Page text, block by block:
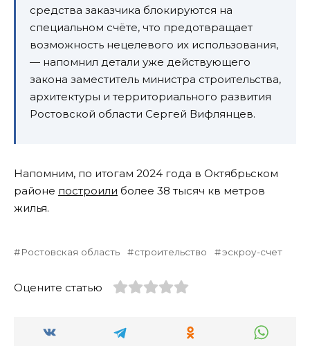
средства заказчика блокируются на
специальном счёте, что предотвращает
возможность нецелевого их использования,
— напомнил детали уже действующего
закона заместитель министра строительства,
архитектуры и территориального развития
Ростовской области Сергей Вифлянцев.
Напомним, по итогам 2024 года в Октябрьском
районе построили более 38 тысяч кв метров
жилья.
Ростовская область строительство эскроу-счет
Оцените статью